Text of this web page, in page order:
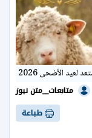
لعيد الأضحى 2026
متابعات__متن نيوز
طباعة